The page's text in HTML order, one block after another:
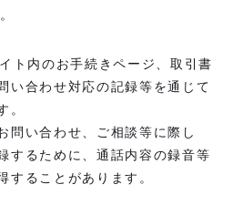
ト内のお手続きページ、取引書
い合わせ対応の記録等を通じて
。
問い合わせ、ご相談等に際し
するために、通話内容の録音等
することがあります。